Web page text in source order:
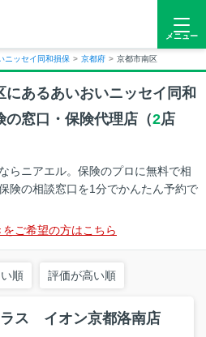
メニュー
ニッセイ同和損保 > 京都府 > 京都市南区
にあるあいおいニッセイ同和
の窓口・保険代理店（2店
らニアエル。保険のプロに無料で相
険の相談窓口を1分でかんたん予約で
ご希望の方はこちら
順 評価が高い順
ス イオン京都洛南店